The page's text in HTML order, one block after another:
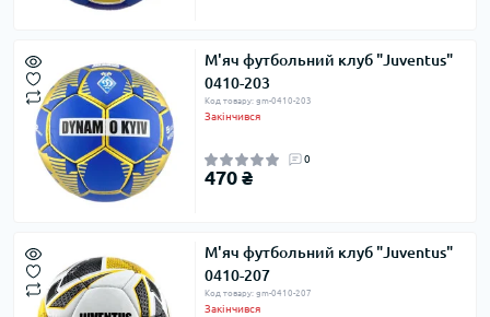
М'яч футбольний клуб "Juventus"
0410-203
Код товару: gm-0410-203
Закінчився
0
470 ₴
М'яч футбольний клуб "Juventus"
0410-207
Код товару: gm-0410-207
Закінчився